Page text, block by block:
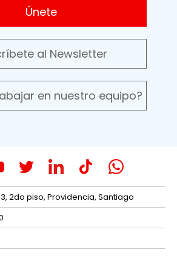
Únete
al Newsletter
en nuestro equipo?
2do piso, Providencia, Santiago